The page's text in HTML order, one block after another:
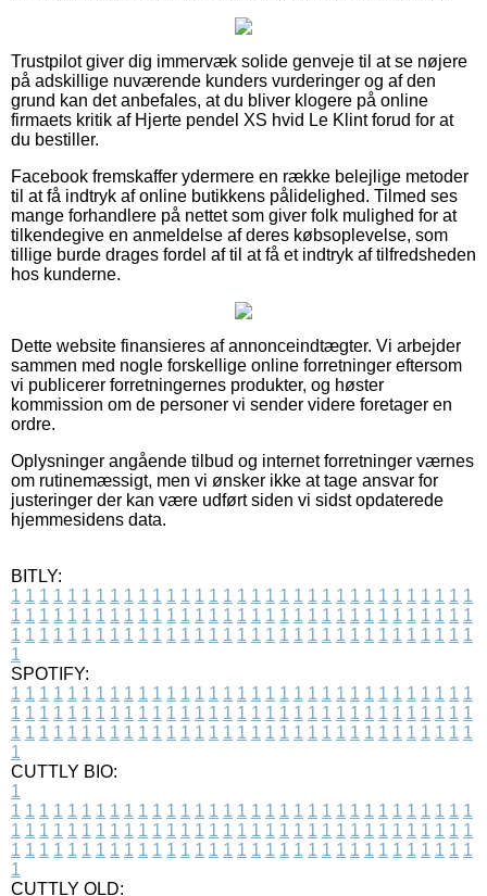
Trustpilot giver dig immervæk solide genveje til at se nøjere
på adskillige nuværende kunders vurderinger og af den
grund kan det anbefales, at du bliver klogere på online
firmaets kritik af Hjerte pendel XS hvid Le Klint forud for at
du bestiller.
Facebook fremskaffer ydermere en række belejlige metoder
til at få indtryk af online butikkens pålidelighed. Tilmed ses
mange forhandlere på nettet som giver folk mulighed for at
tilkendegive en anmeldelse af deres købsoplevelse, som
tillige burde drages fordel af til at få et indtryk af tilfredsheden
hos kunderne.
Dette website finansieres af annonceindtægter. Vi arbejder
sammen med nogle forskellige online forretninger eftersom
vi publicerer forretningernes produkter, og høster
kommission om de personer vi sender videre foretager en
ordre.
Oplysninger angående tilbud og internet forretninger værnes
om rutinemæssigt, men vi ønsker ikke at tage ansvar for
justeringer der kan være udført siden vi sidst opdaterede
hjemmesidens data.
BITLY:
1 1 1 1 1 1 1 1 1 1 1 1 1 1 1 1 1 1 1 1 1 1 1 1 1 1 1 1 1 1 1 1 1
1 1 1 1 1 1 1 1 1 1 1 1 1 1 1 1 1 1 1 1 1 1 1 1 1 1 1 1 1 1 1 1 1
1 1 1 1 1 1 1 1 1 1 1 1 1 1 1 1 1 1 1 1 1 1 1 1 1 1 1 1 1 1 1 1 1
1
SPOTIFY:
1 1 1 1 1 1 1 1 1 1 1 1 1 1 1 1 1 1 1 1 1 1 1 1 1 1 1 1 1 1 1 1 1
1 1 1 1 1 1 1 1 1 1 1 1 1 1 1 1 1 1 1 1 1 1 1 1 1 1 1 1 1 1 1 1 1
1 1 1 1 1 1 1 1 1 1 1 1 1 1 1 1 1 1 1 1 1 1 1 1 1 1 1 1 1 1 1 1 1
1
CUTTLY BIO:
1
1 1 1 1 1 1 1 1 1 1 1 1 1 1 1 1 1 1 1 1 1 1 1 1 1 1 1 1 1 1 1 1 1
1 1 1 1 1 1 1 1 1 1 1 1 1 1 1 1 1 1 1 1 1 1 1 1 1 1 1 1 1 1 1 1 1
1 1 1 1 1 1 1 1 1 1 1 1 1 1 1 1 1 1 1 1 1 1 1 1 1 1 1 1 1 1 1 1 1
1
CUTTLY OLD: